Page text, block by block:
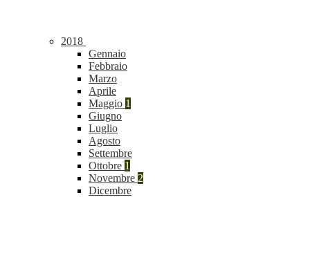
2018
Gennaio
Febbraio
Marzo
Aprile
Maggio 1
Giugno
Luglio
Agosto
Settembre
Ottobre 1
Novembre 2
Dicembre